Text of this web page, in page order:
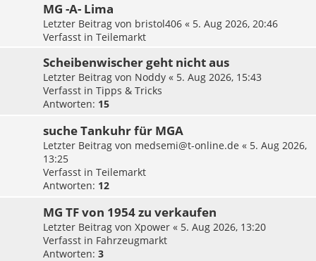
MG -A- Lima
Letzter Beitrag von bristol406 « 5. Aug 2026, 20:46
Verfasst in Teilemarkt
Scheibenwischer geht nicht aus
Letzter Beitrag von Noddy « 5. Aug 2026, 15:43
Verfasst in Tipps & Tricks
Antworten: 15
suche Tankuhr für MGA
Letzter Beitrag von medsemi@t-online.de « 5. Aug 2026,
13:25
Verfasst in Teilemarkt
Antworten: 12
MG TF von 1954 zu verkaufen
Letzter Beitrag von Xpower « 5. Aug 2026, 13:20
Verfasst in Fahrzeugmarkt
Antworten: 3